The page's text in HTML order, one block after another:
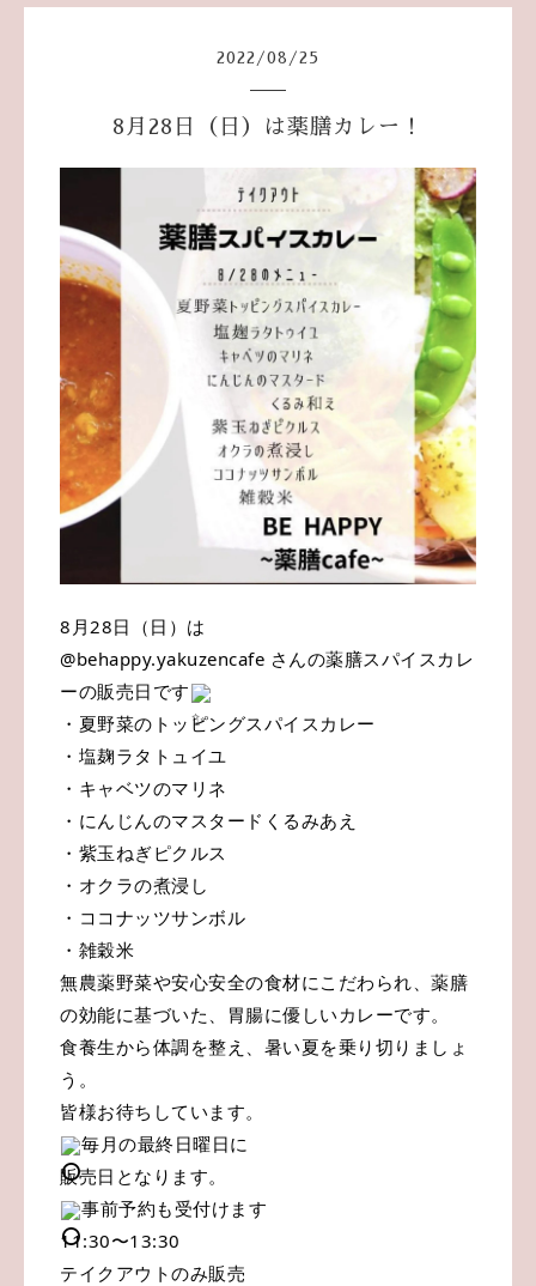
2022 /08 /25
8月28日（日）は薬膳カレー！
8月28日（日）は
@behappy.yakuzencafe さんの薬膳スパイスカレ
ーの販売日です
・夏野菜のトッピングスパイスカレー
・塩麹ラタトュイユ
・キャベツのマリネ
・にんじんのマスタードくるみあえ
・紫玉ねぎピクルス
・オクラの煮浸し
・ココナッツサンボル
・雑穀米
無農薬野菜や安心安全の食材にこだわられ、薬膳
の効能に基づいた、胃腸に優しいカレーです。
食養生から体調を整え、暑い夏を乗り切りましょ
う。
皆様お待ちしています。
毎月の最終日曜日に
販売日となります。
事前予約も受付けます
11:30〜13:30
テイクアウトのみ販売